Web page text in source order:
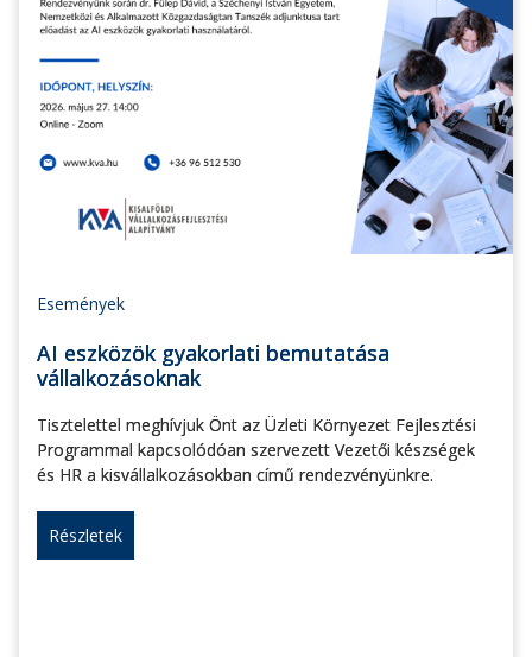
Események
AI eszközök gyakorlati bemutatása
vállalkozásoknak
Tisztelettel meghívjuk Önt az Üzleti Környezet Fejlesztési
Programmal kapcsolódóan szervezett Vezetői készségek
és HR a kisvállalkozásokban című rendezvényünkre.
Részletek